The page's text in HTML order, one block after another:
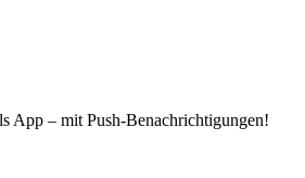
App – mit Push-Benachrichtigungen!